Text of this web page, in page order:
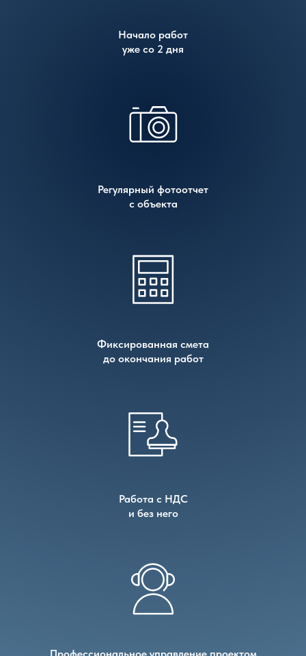
Начало работ
уже со 2 дня
Регулярный фотоотчет
с объекта
Фиксированная смета
до окончания работ
Работа с НДС
и без него